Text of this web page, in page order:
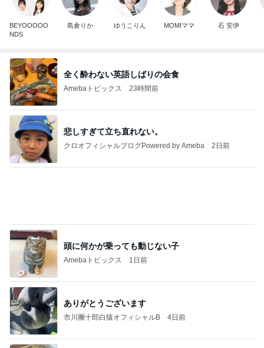
BEYOOOOO
NDS
島倉りか ゆうこりん MOMIママ 石 安伊
全く酔わない英語しばりの会食
Amebaトピックス 23時間前
悲しすぎて立ち直れない。
クロオフィシャルブログPowered by Ameba 2日前
ありがとうございます
市川團十郎白猿オフィシャルB
母のやらかしで狂ってしまった計画
Amebaトピックス 2日前